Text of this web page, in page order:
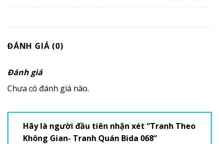
ĐÁNH GIÁ (0)
Đánh giá
Chưa có đánh giá nào.
Hãy là người đầu tiên nhận xét “Tranh Theo
Không Gian- Tranh Quán Bida 068”